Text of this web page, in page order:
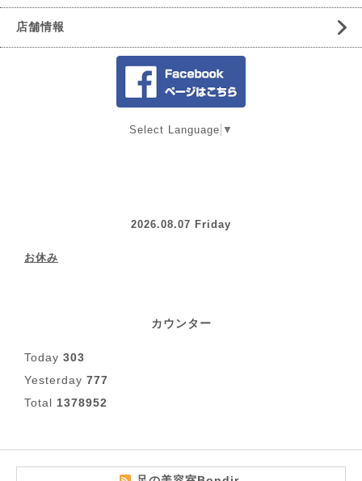
店舗情報
Select Language ▼
2026.08.07 Friday
お休み
カウンター
Today 303
Yesterday 777
Total 1378952